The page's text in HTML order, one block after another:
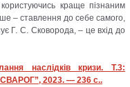
краще пізнаним
– ставлення до себе самого,
Г. С. Сковорода, – це вхід до
наслідків кризи. Т.3:
2023. — 236 с..